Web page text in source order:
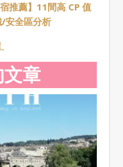
推薦】11間高 CP 值
安全區分析
章